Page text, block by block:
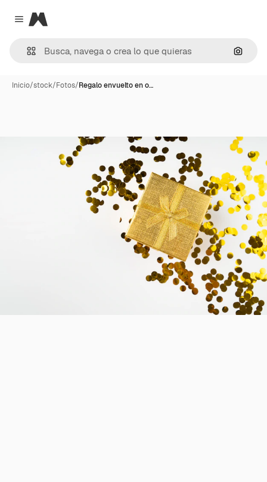
Close menu
Magnific
Inicio/stock/Fotos/Regalo envuelto en o…